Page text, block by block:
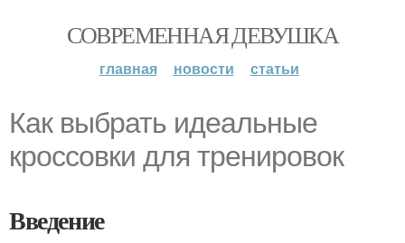
СОВРЕМЕННАЯ ДЕВУШКА
главная новости статьи
Как выбрать идеальные
кроссовки для тренировок
Введение